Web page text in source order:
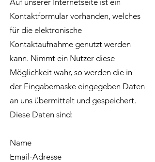
Auf unserer Internetseite ist ein
Kontaktformular vorhanden, welches
für die elektronische
Kontaktaufnahme genutzt werden
kann. Nimmt ein Nutzer diese
Möglichkeit wahr, so werden die in
der Eingabemaske eingegeben Daten
an uns übermittelt und gespeichert.
Diese Daten sind:
Name
Email-Adresse